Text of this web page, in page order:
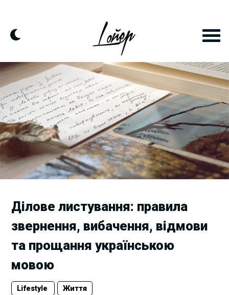
content
Ділове листування: правила
звернення, вибачення, відмови
та прощання українською
мовою
Lifestyle Життя